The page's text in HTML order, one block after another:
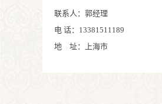
联系人：郭经理
电 话：13381511189
地 址：上海市